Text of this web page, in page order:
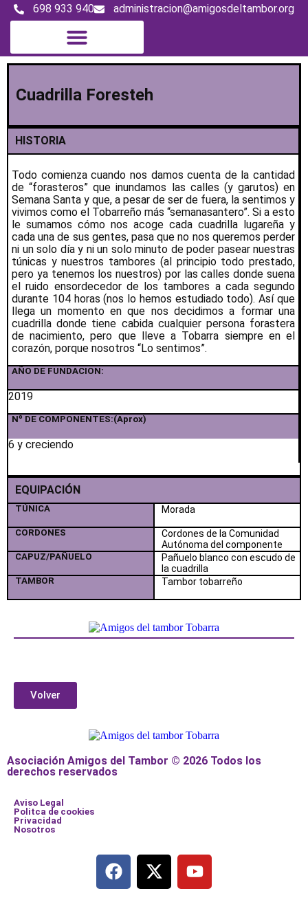
698 933 940 administracion@amigosdeltambor.org
Cuadrilla Foresteh
HISTORIA
Todo comienza cuando nos damos cuenta de la cantidad
de “forasteros” que inundamos las calles (y garutos) en
Semana Santa y que, a pesar de ser de fuera, la sentimos y
vivimos como el Tobarreño más “semanasantero”. Si a esto
le sumamos cómo nos acoge cada cuadrilla lugareña y
cada una de sus gentes, pasa que no nos queremos perder
ni un solo día y ni un solo minuto de poder pasear nuestras
túnicas y nuestros tambores (al principio todo prestado,
pero ya tenemos los nuestros) por las calles donde suena
el ruido ensordecedor de los tambores a cada segundo
durante 104 horas (nos lo hemos estudiado todo). Así que
llega un momento en que nos decidimos a formar una
cuadrilla donde tiene cabida cualquier persona forastera
de nacimiento, pero que lleve a Tobarra siempre en el
corazón, porque nosotros “Lo sentimos”.
AÑO DE FUNDACION:
2019
Nº DE COMPONENTES:(Aprox)
6 y creciendo
EQUIPACIÓN
TÚNICA Morada
CORDONES
Cordones de la Comunidad
Autónoma del componente
CAPUZ/PAÑUELO
Pañuelo blanco con escudo de
la cuadrilla
TAMBOR Tambor tobarreño
Volver
Asociación Amigos del Tambor © 2026 Todos los
derechos reservados
Aviso Legal
Politca de cookies
Privacidad
Nosotros